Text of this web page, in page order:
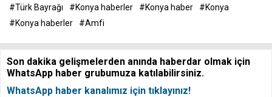
#Türk Bayrağı #Konya haberler #Konya haber
#Konya
#Konya haberler
#Amfi
Son dakika gelişmelerden anında haberdar olmak için
WhatsApp haber grubumuza katılabilirsiniz.
WhatsApp haber kanalımız için tıklayınız!